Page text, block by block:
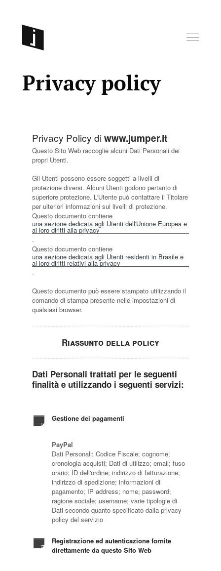
Privacy policy
Privacy Policy di www.jumper.it
Questo Sito Web raccoglie alcuni Dati Personali dei
propri Utenti.
Gli Utenti possono essere soggetti a livelli di
protezione diversi. Alcuni Utenti godono pertanto di
superiore protezione. L'Utente può contattare il Titolare
per ulteriori informazioni sui livelli di protezione.
Questo documento contiene
una sezione dedicata agli Utenti dell'Unione Europea e
ai loro diritti alla privacy
.
Questo documento contiene
una sezione dedicata agli Utenti residenti in Brasile e
ai loro diritti relativi alla privacy
.
Questo documento può essere stampato utilizzando il
comando di stampa presente nelle impostazioni di
qualsiasi browser.
Riassunto della policy
Dati Personali trattati per le seguenti
finalità e utilizzando i seguenti servizi:
Gestione dei pagamenti
PayPal
Dati Personali: Codice Fiscale; cognome;
cronologia acquisti; Dati di utilizzo; email; fuso
orario; ID dell'ordine; indirizzo di fatturazione;
indirizzo di spedizione; informazioni di
pagamento; IP address; nome; password;
ragione sociale; username; varie tipologie di
Dati secondo quanto specificato dalla privacy
policy del servizio
Registrazione ed autenticazione fornite
direttamente da questo Sito Web